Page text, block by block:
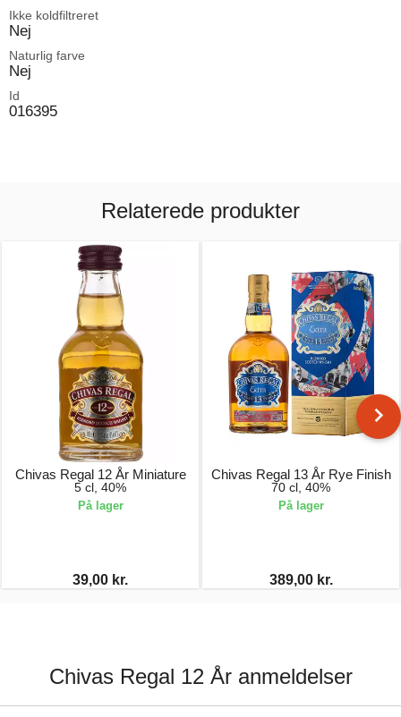
Ikke koldfiltreret
Nej
Naturlig farve
Nej
Id
016395
Relaterede produkter
Chivas Regal 12 År Miniature
5 cl, 40%
På lager
39,00 kr.
Chivas Regal 13 År Rye Finish
70 cl, 40%
På lager
389,00 kr.
Chivas Regal 12 År anmeldelser